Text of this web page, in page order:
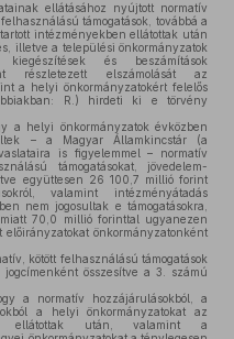
ellátásához nyújtott normatív
támogatások, továbbá a
intézményekben ellátottak után
illetve a települési önkormányzatok
kiegészítések és beszámítások
részletezett elszámolását az
a helyi önkormányzatokért felelős
R.) hirdeti ki e törvény
a helyi önkormányzatok évközben
– a Magyar Államkincstár (a
is figyelemmel – normatív
támogatásokat, jövedelem-
együttesen 26 100,7 millió forint
valamint intézményátadás
nem jogosultak e támogatásokra,
70,0 millió forinttal ugyanezen
előirányzatokat önkormányzatonként
kötött felhasználású támogatások
összesítve a 3. számú
a normatív hozzájárulásokból, a
a helyi önkormányzatokat az
ellátottak után, valamint a